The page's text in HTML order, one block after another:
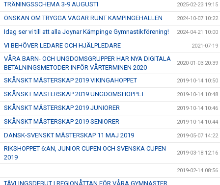
AVGIFTER
DOKUMENT
ANMÄLAN
KÄMPINGESHOPPEN
TRÄNINGSSCHEMA 3-9 AUGUSTI 2025-02-23 19:15
ÖNSKAN OM TRYGGA VÄGAR RUNT KÄMPINGEHALLEN 2024-10-07 10:22
Idag ser vi till att alla Joynar Kämpinge Gymnastikförening! 2024-04-21 10:00
VI BEHÖVER LEDARE OCH HJÄLPLEDARE 2021-07-19
VÅRA BARN- OCH UNGDOMSGRUPPER HAR NYA DIGITALA
BETALNINGSMETODER INFÖR VÅRTERMINEN 2020
2020-01-03 20:39
SKÅNSKT MÄSTERSKAP 2019 VIKINGAHOPPET 2019-10-14 10:50
SKÅNSKT MÄSTERSKAP 2019 UNGDOMSHOPPET 2019-10-14 10:48
SKÅNSKT MÄSTERSKAP 2019 JUNIORER 2019-10-14 10:46
SKÅNSKT MÄSTERSKAP 2019 SENIORER 2019-10-14 10:44
DANSK-SVENSKT MÄSTERSKAP 11 MAJ 2019 2019-05-07 14:22
RIKSHOPPET 6:AN, JUNIOR CUPEN OCH SVENSKA CUPEN
2019
2019-03-18 12:16
2019-02-14 08:56
TÄVLINGSDEBUT I REGIONÅTTAN FÖR VÅRA GYMNASTER